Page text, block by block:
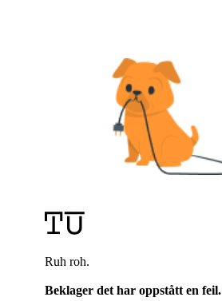
Ruh roh.
Beklager det har oppstått en feil.